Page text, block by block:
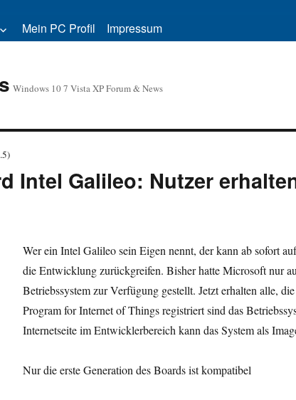
Mein PC Profil Impressum
Windows 10 7 Vista XP Forum & News
5)
Intel Galileo: Nutzer
Wer ein Intel Galileo sein Eigen nennt, der kann ab sofort
die Entwicklung zurückgreifen. Bisher hatte Microsoft nur
Betriebssystem zur Verfügung gestellt. Jetzt erhalten alle,
Program for Internet of Things registriert sind das
Internetseite im Entwicklerbereich kann das System als
Nur die erste Generation des Boards ist kompatibel